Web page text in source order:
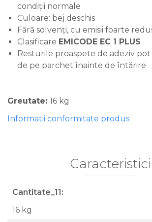
condiții normale
Culoare: bej deschis
Fără solvenți, cu emisii foarte
Clasificare EMICODE EC 1 PLUS
Resturile proaspete de adeziv
de pe parchet înainte de întărire
Greutate: 16 kg
Informatii conformitate produs
Caracteristici
Cantitate_11:
16 kg